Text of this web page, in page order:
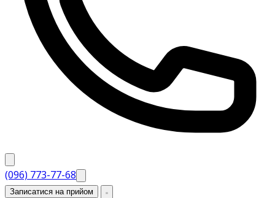
(096) 773-77-68
Записатися на прийом